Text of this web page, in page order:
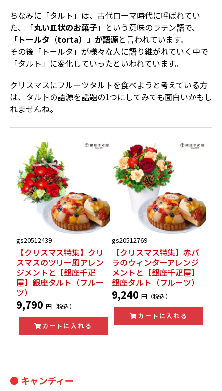
ちなみに「タルト」は、古代ローマ時代に呼ばれてい
た、「丸い皿状のお菓子」という意味のラテン語で、
「トールタ（torta）」が語源と言われています。
その後「トールタ」が様々な人に語り継がれていく中で
「タルト」に変化していったといわれています。
クリスマスにフルーツタルトを食べようと考えている方
は、タルトの語源を話題の1つにしてみても面白いかもし
れませんね。
gs20512439
【クリスマス特集】クリ
スマスのツリー風アレン
ジメントと【銀座千疋
屋】銀座タルト（フルー
ツ）
9,790 円（税込）
カートに入れる
gs20512769
【クリスマス特集】赤バ
ラのウィンターアレンジ
メントと【銀座千疋屋】
銀座タルト（フルーツ）
9,240 円（税込）
カートに入れる
● キャンディー